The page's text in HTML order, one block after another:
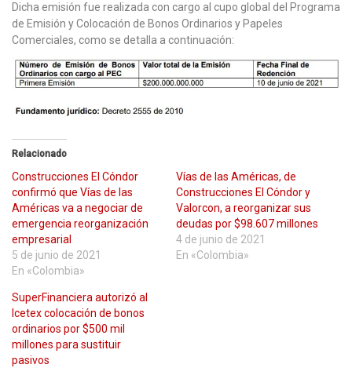
Dicha emisión fue realizada con cargo al cupo global del Programa
de Emisión y Colocación de Bonos Ordinarios y Papeles
Comerciales, como se detalla a continuación:
Relacionado
Construcciones El Cóndor
confirmó que Vías de las
Américas va a negociar de
emergencia reorganización
empresarial
5 de junio de 2021
En «Colombia»
Vías de las Américas, de
Construcciones El Cóndor y
Valorcon, a reorganizar sus
deudas por $98.607 millones
4 de junio de 2021
En «Colombia»
SuperFinanciera autorizó al
Icetex colocación de bonos
ordinarios por $500 mil
millones para sustituir
pasivos